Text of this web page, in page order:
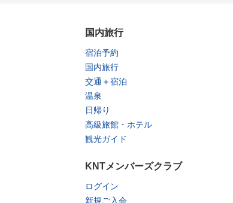
国内旅行
宿泊予約
国内旅行
交通＋宿泊
温泉
日帰り
高級旅館・ホテル
観光ガイド
KNTメンバーズクラブ
ログイン
新規ご入会